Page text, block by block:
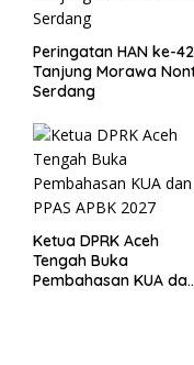
Peringatan HAN ke-
Tanjung Morawa
Serdang
Ketua DPRK Aceh
Tengah Buka
Pembahasan KUA